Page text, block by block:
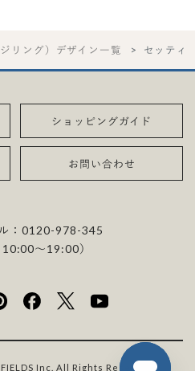
リング）デザイン一覧 セッティ
ショッピングガイド
お問い合わせ
：0120-978-345
10:00〜19:00）
Inc. All Rights Reserved.